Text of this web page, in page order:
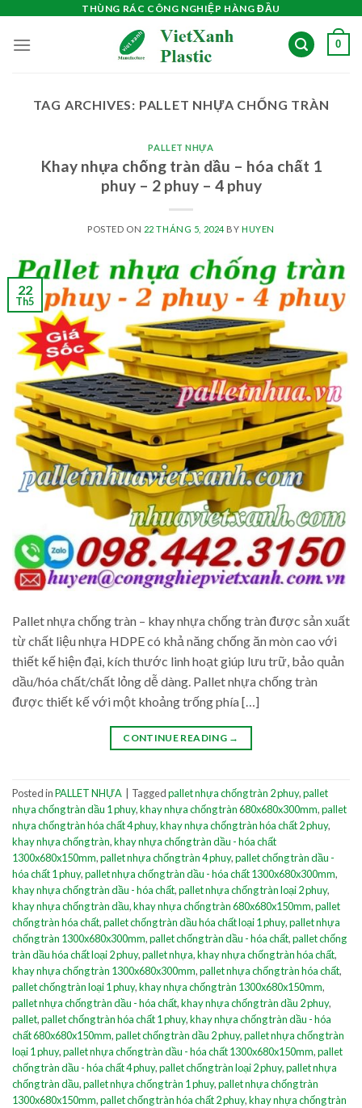
content
THÙNG RÁC CÔNG NGHIỆP HÀNG ĐẦU
0
TAG ARCHIVES: PALLET NHỰA CHỐNG TRÀN
PALLET NHỰA
Khay nhựa chống tràn dầu – hóa chất 1
phuy – 2 phuy – 4 phuy
POSTED ON 22 THÁNG 5, 2024BY HUYEN
22
Th5
Pallet nhựa chống tràn – khay nhựa chống tràn được sản xuất
từ chất liệu nhựa HDPE có khả năng chống ăn mòn cao với
thiết kế hiện đại, kích thước linh hoạt giúp lưu trữ, bảo quản
dầu/hóa chất/chất lỏng dễ dàng. Pallet nhựa chống tràn
được thiết kế với một khoảng trống phía […]
CONTINUE READING →
Posted inPALLET NHỰA Taggedpallet nhựa chống tràn 2 phuy,pallet
nhựa chống tràn dầu 1 phuy,khay nhựa chống tràn 680x680x300mm,pallet
nhựa chống tràn hóa chất 4 phuy,khay nhựa chống tràn hóa chất 2 phuy,
khay nhựa chống tràn,khay nhựa chống tràn dầu - hóa chất
1300x680x150mm,pallet nhựa chống tràn 4 phuy,pallet chống tràn dầu -
hóa chất 1 phuy,pallet nhựa chống tràn dầu - hóa chất 1300x680x300mm,
khay nhựa chống tràn dầu - hóa chất,pallet nhựa chống tràn loại 2 phuy,
khay nhựa chống tràn dầu,khay nhựa chống tràn 680x680x150mm,pallet
chống tràn hóa chất,pallet chống tràn dầu hóa chất loại 1 phuy,pallet nhựa
chống tràn 1300x680x300mm,pallet chống tràn dầu - hóa chất,pallet chống
tràn dầu hóa chất loại 2 phuy,pallet nhựa,khay nhựa chống tràn hóa chất,
khay nhựa chống tràn 1300x680x300mm,pallet nhựa chống tràn hóa chất,
pallet chống tràn loại 1 phuy,khay nhựa chống tràn 1300x680x150mm,
pallet nhựa chống tràn dầu - hóa chất,khay nhựa chống tràn dầu 2 phuy,
pallet,pallet chống tràn hóa chất 1 phuy,khay nhựa chống tràn dầu - hóa
chất 680x680x150mm,pallet chống tràn dầu 2 phuy,pallet nhựa chống tràn
loại 1 phuy,pallet nhựa chống tràn dầu - hóa chất 1300x680x150mm,pallet
chống tràn dầu - hóa chất 4 phuy,pallet chống tràn loại 2 phuy,pallet nhựa
chống tràn dầu,pallet nhựa chống tràn 1 phuy,pallet nhựa chống tràn
1300x680x150mm,pallet chống tràn hóa chất 2 phuy,khay nhựa chống tràn